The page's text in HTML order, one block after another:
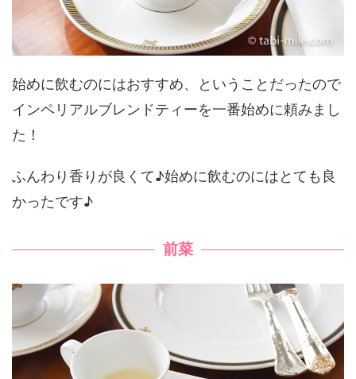
始めに飲むのにはおすすめ、ということだったので
インペリアルブレンドティーを一番始めに頼みまし
た！
ふんわり香りが良くて♪始めに飲むのにはとても良
かったです♪
前菜